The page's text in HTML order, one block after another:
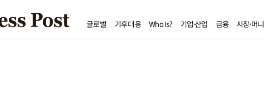
글로벌 기후대응 Who Is? 기업·산업 금융 시장·머니